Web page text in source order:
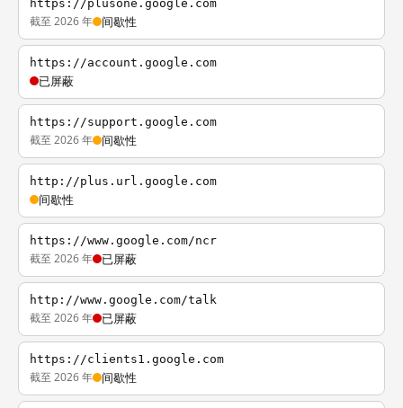
https://plusone.google.com
截至 2026 年 间歇性
https://account.google.com
已屏蔽
https://support.google.com
截至 2026 年 间歇性
http://plus.url.google.com
间歇性
https://www.google.com/ncr
截至 2026 年 已屏蔽
http://www.google.com/talk
截至 2026 年 已屏蔽
https://clients1.google.com
截至 2026 年 间歇性